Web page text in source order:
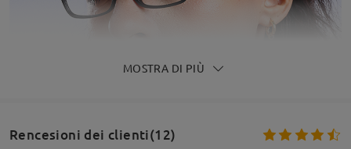
MOSTRA DI PIÙ
Rencesioni dei clienti(12)